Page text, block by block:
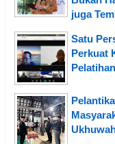
juga
Satu
Perkuat